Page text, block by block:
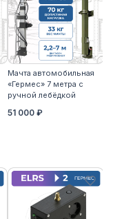
Мачта автомобильная
«Гермес» 7 метра с
ручной лебёдкой
51 000 ₽